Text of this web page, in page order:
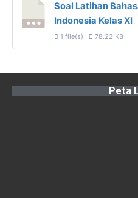
Soal Latihan
Indonesia Kelas XI
1 file(s) 78.22 KB
Peta